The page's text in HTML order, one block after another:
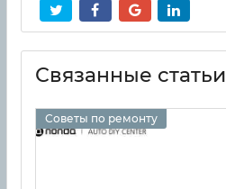
Связанные статьи
Советы по ремонту